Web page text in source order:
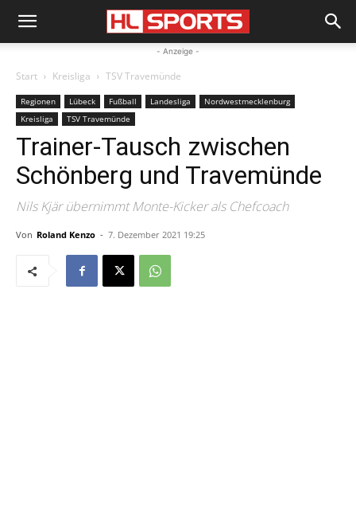
- Anzeige -
Start Kreisliga TSV Travemünde
Regionen Lübeck Fußball Landesliga
Nordwestmecklenburg
Kreisliga
TSV Travemünde
Trainer-Tausch zwischen
Schönberg und Travemünde
Nils Kjär übernimmt Monte-Kicker als Chefcoach
Von Roland Kenzo - 7. Dezember 2021 19:25